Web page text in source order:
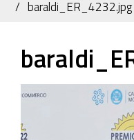
baraldi_ER_4232.jpg